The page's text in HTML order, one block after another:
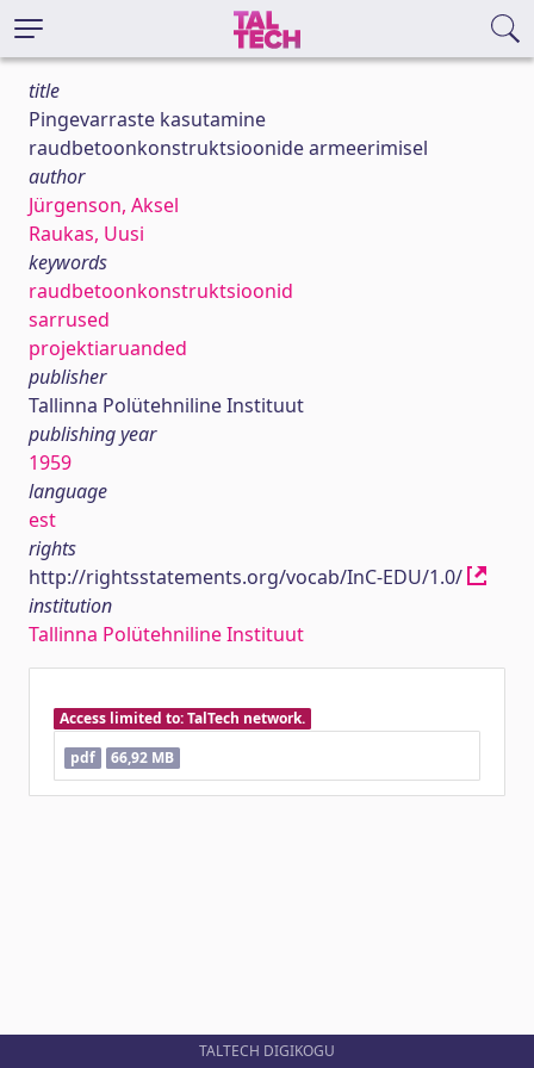
title
Pingevarraste kasutamine
raudbetoonkonstruktsioonide armeerimisel
author
Jürgenson, Aksel
Raukas, Uusi
keywords
raudbetoonkonstruktsioonid
sarrused
projektiaruanded
publisher
Tallinna Polütehniline Instituut
publishing year
1959
language
est
rights
http://rightsstatements.org/vocab/InC-EDU/1.0/
institution
Tallinna Polütehniline Instituut
Access limited to: TalTech network.
pdf
66,92 MB
TALTECH DIGIKOGU